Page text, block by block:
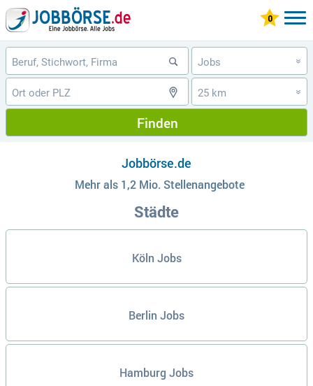
Jobs »
25 km »
Finden
Jobbörse.de
Mehr als 1,2 Mio. Stellenangebote
Städte
Köln Jobs
Berlin Jobs
Hamburg Jobs